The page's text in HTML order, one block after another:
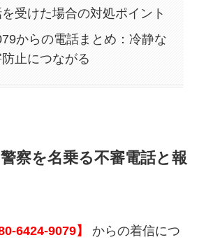
受けた場合の対処ポイント
からの電話まとめ：冷静な
止につながる
察を名乗る不審電話と報
6424-9079】
からの着信につ